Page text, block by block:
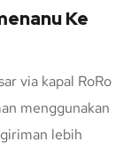
Ke
via kapal RoRo
menggunakan
lebih